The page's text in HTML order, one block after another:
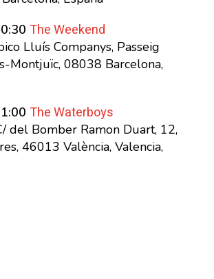
The Weekend
Lluís Companys, Passeig
Montjuïc, 08038 Barcelona,
The Waterboys
del Bomber Ramon Duart, 12,
46013 València, Valencia,